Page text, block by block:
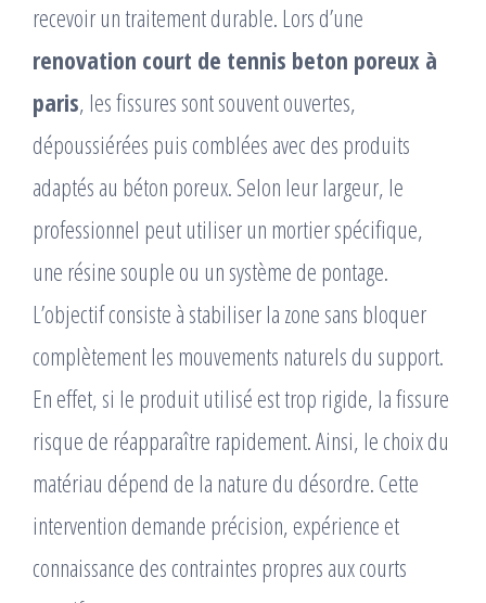
recevoir un traitement durable. Lors d’une
renovation court de tennis beton poreux à
paris, les fissures sont souvent ouvertes,
dépoussiérées puis comblées avec des produits
adaptés au béton poreux. Selon leur largeur, le
professionnel peut utiliser un mortier spécifique,
une résine souple ou un système de pontage.
L’objectif consiste à stabiliser la zone sans bloquer
complètement les mouvements naturels du support.
En effet, si le produit utilisé est trop rigide, la fissure
risque de réapparaître rapidement. Ainsi, le choix du
matériau dépend de la nature du désordre. Cette
intervention demande précision, expérience et
connaissance des contraintes propres aux courts